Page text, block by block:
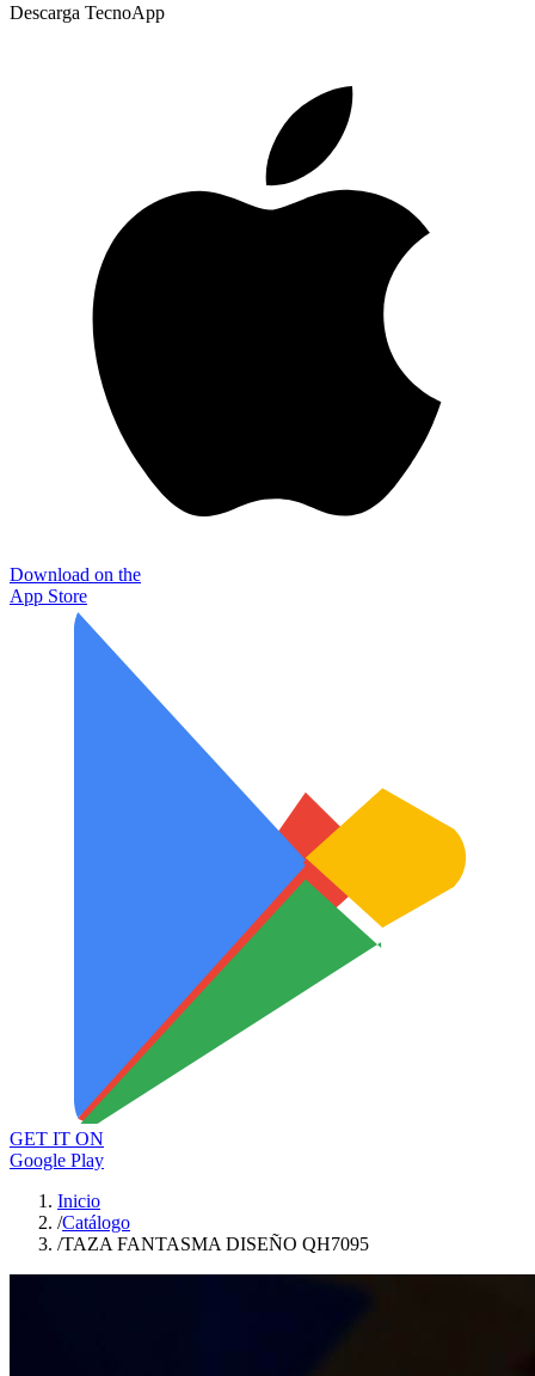
Descarga TecnoApp
Download on the
App Store
GET IT ON
Google Play
Inicio
/Catálogo
/TAZA FANTASMA DISEÑO QH7095